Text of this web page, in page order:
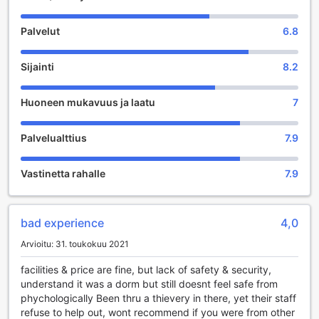
antaa sinulle vielä ylimääräistä aikaa nauttia aamupäivästä.
Perheystävällinen hotelli sallii lasten, jotka ovat 0-1-
vuotiaita, majoittua ilmaiseksi, joten voit tuoda mukanasi
Viihdepalvelut Double K Hostellissa
Double K Hostel Johor Bahru tarjoaa vierailleen monipuolisia
Hostellin pelihuone on täydellinen paikka rentoutua ja
nauttia ystävien seurasta. Pelihuoneessa on tarjolla erilaisia
pelejä, jotka haastavat ja viihdyttävät niin kilpailuhenkisiä
pelaajia kuin satunnaisia pelin ystäviä. Täällä voit viettää
paikan sosiaaliseen kanssakäymiseen.
Lisäksi hostellissa on viihtyisä yhteinen oleskelutila, jossa
vieraat voivat rentoutua ja katsella televisiota tai vain
nauttia toistensa seurasta. Kirjasto tarjoaa rauhallisen
ympäristön lukemiseen ja oppimiseen, ja sieltä löytyy
monipuolinen valikoima kirjoja eri aiheista. Jos kaipaat
muistoja matkaltasi, voit vierailla lahja- ja
matkamuistomyymälässä, josta löydät ainutlaatuisia
Palvelut 6.8
Sijainti 8.2
Huoneen mukavuus ja laatu 7
Palvelualttius 7.9
Vastinetta rahalle 7.9
bad experience 4,0
Arvioitu: 31. toukokuu 2021
facilities & price are fine, but lack of safety & security,
understand it was a dorm but still doesnt feel safe from
phychologically Been thru a thievery in there, yet their staff
refuse to help out, wont recommend if you were from other